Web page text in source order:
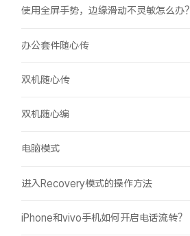
使用全屏手势，边缘滑动不灵敏怎么办？
办公套件随心传
双机随心传
双机随心编
电脑模式
进入Recovery模式的操作方法
iPhone和vivo手机如何开启电话流转？